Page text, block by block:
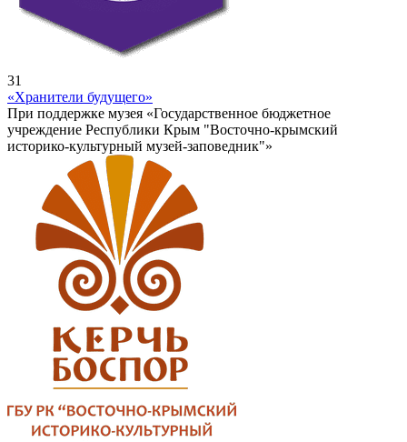
31
«Хранители будущего»
При поддержке музея «Государственное бюджетное
учреждение Республики Крым "Восточно-крымский
историко-культурный музей-заповедник"»